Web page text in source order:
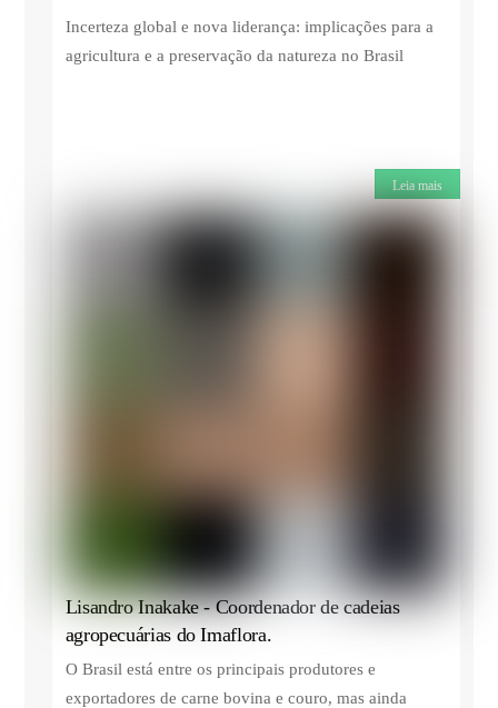
Incerteza global e nova liderança: implicações para a
agricultura e a preservação da natureza no Brasil
Leia mais
Lisandro Inakake - Coordenador de cadeias
agropecuárias do Imaflora.
O Brasil está entre os principais produtores e
exportadores de carne bovina e couro, mas ainda